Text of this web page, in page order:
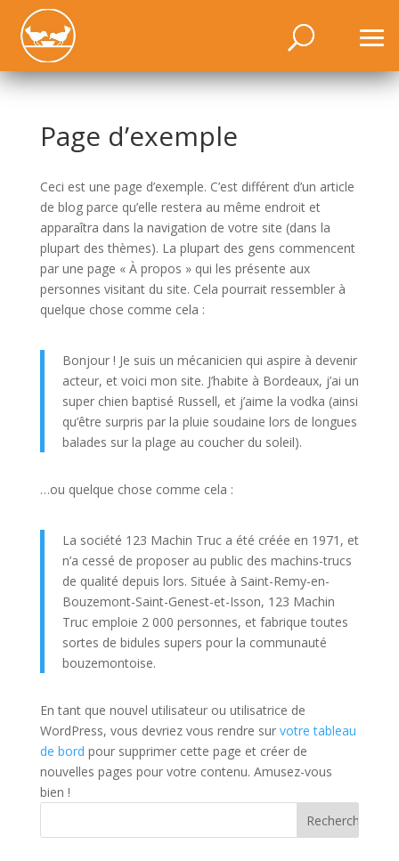
Page d’exemple
Ceci est une page d’exemple. C’est différent d’un article
de blog parce qu’elle restera au même endroit et
apparaîtra dans la navigation de votre site (dans la
plupart des thèmes). La plupart des gens commencent
par une page « À propos » qui les présente aux
personnes visitant du site. Cela pourrait ressembler à
quelque chose comme cela :
Bonjour ! Je suis un mécanicien qui aspire à devenir
acteur, et voici mon site. J’habite à Bordeaux, j’ai un
super chien baptisé Russell, et j’aime la vodka (ainsi
qu’être surpris par la pluie soudaine lors de longues
balades sur la plage au coucher du soleil).
…ou quelque chose comme cela :
La société 123 Machin Truc a été créée en 1971, et
n’a cessé de proposer au public des machins-trucs
de qualité depuis lors. Située à Saint-Remy-en-
Bouzemont-Saint-Genest-et-Isson, 123 Machin
Truc emploie 2 000 personnes, et fabrique toutes
sortes de bidules supers pour la communauté
bouzemontoise.
En tant que nouvel utilisateur ou utilisatrice de
WordPress, vous devriez vous rendre sur votre tableau
de bord pour supprimer cette page et créer de
nouvelles pages pour votre contenu. Amusez-vous
bien !